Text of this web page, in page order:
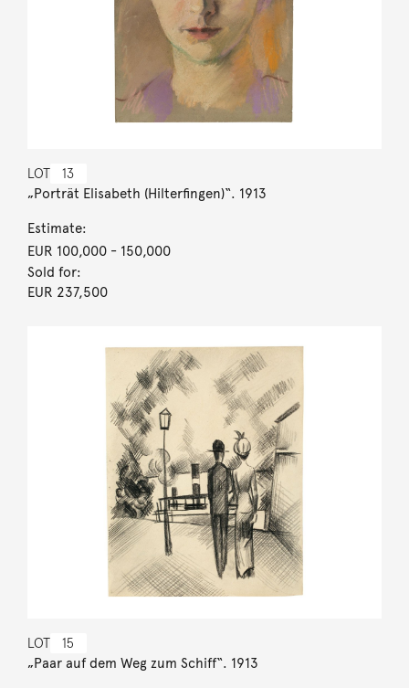
LOT 13
„Porträt Elisabeth (Hilterfingen)“. 1913
Estimate:
EUR 100,000- 150,000
Sold for:
EUR 237,500
LOT 15
„Paar auf dem Weg zum Schiff“. 1913